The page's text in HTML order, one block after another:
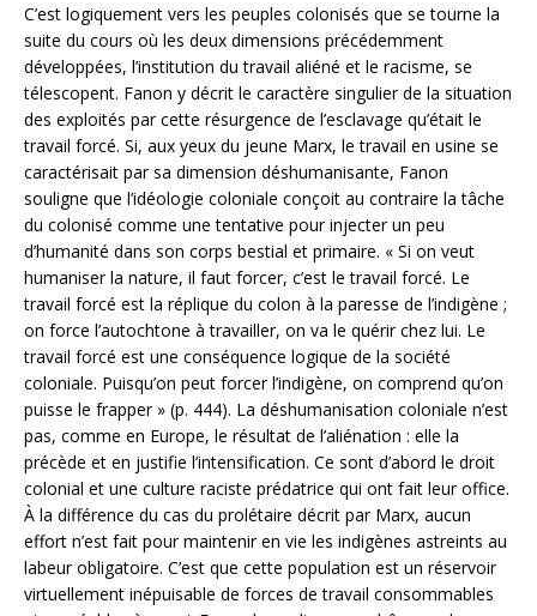
C’est logiquement vers les peuples colonisés que se tourne la
suite du cours où les deux dimensions précédemment
développées, l’institution du travail aliéné et le racisme, se
télescopent. Fanon y décrit le caractère singulier de la situation
des exploités par cette résurgence de l’esclavage qu’était le
travail forcé. Si, aux yeux du jeune Marx, le travail en usine se
caractérisait par sa dimension déshumanisante, Fanon
souligne que l’idéologie coloniale conçoit au contraire la tâche
du colonisé comme une tentative pour injecter un peu
d’humanité dans son corps bestial et primaire. « Si on veut
humaniser la nature, il faut forcer, c’est le travail forcé. Le
travail forcé est la réplique du colon à la paresse de l’indigène ;
on force l’autochtone à travailler, on va le quérir chez lui. Le
travail forcé est une conséquence logique de la société
coloniale. Puisqu’on peut forcer l’indigène, on comprend qu’on
puisse le frapper » (p. 444). La déshumanisation coloniale n’est
pas, comme en Europe, le résultat de l’aliénation : elle la
précède et en justifie l’intensification. Ce sont d’abord le droit
colonial et une culture raciste prédatrice qui ont fait leur office.
À la différence du cas du prolétaire décrit par Marx, aucun
effort n’est fait pour maintenir en vie les indigènes astreints au
labeur obligatoire. C’est que cette population est un réservoir
virtuellement inépuisable de forces de travail consommables